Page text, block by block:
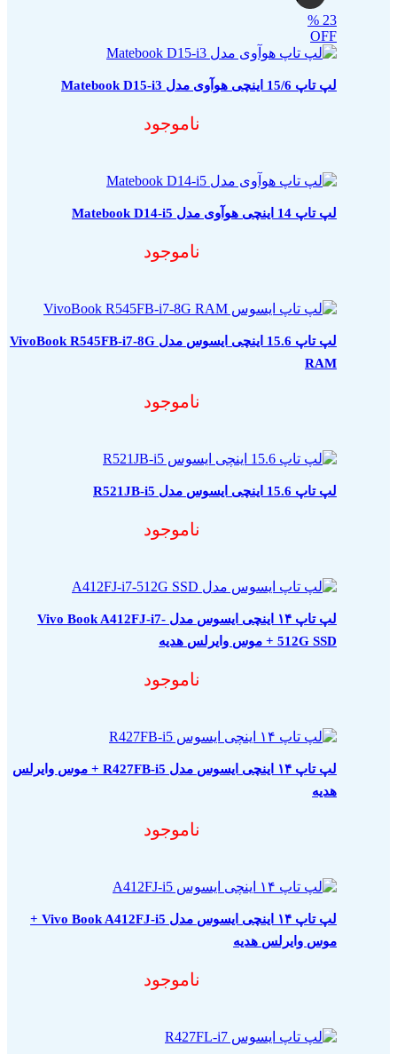
23
%
OFF
لپ تاپ 15/6 اینچی هوآوی مدل Matebook D15-i3
ناموجود
لپ تاپ 14 اینچی هوآوی مدل Matebook D14-i5
ناموجود
لپ تاپ 15.6 اینچی ایسوس مدل VivoBook R545FB-i7-8G
RAM
ناموجود
لپ تاپ 15.6 اینچی ایسوس مدل R521JB-i5
ناموجود
لپ تاپ ۱۴ اینچی ایسوس مدل Vivo Book A412FJ-i7-
512G SSD + موس وایرلس هدیه
ناموجود
لپ تاپ ۱۴ اینچی ایسوس مدل R427FB-i5 + موس وایرلس
هدیه
ناموجود
لپ تاپ ۱۴ اینچی ایسوس مدل Vivo Book A412FJ-i5 +
موس وایرلس هدیه
ناموجود